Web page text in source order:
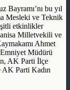
Bayramı’nı bu yıl
Mesleki ve Teknik
etkinlikler
Milletvekili ve
Ahmet
Müdürü
AK Parti İlçe
AK Parti Kadın